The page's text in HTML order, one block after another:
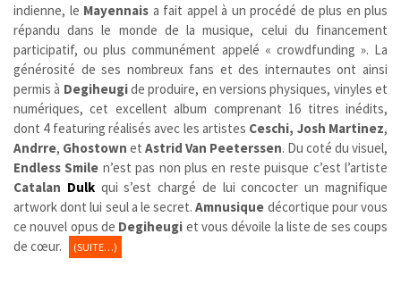
indienne, le Mayennais a fait appel à un procédé de plus en plus
répandu dans le monde de la musique, celui du financement
participatif, ou plus communément appelé « crowdfunding ». La
générosité de ses nombreux fans et des internautes ont ainsi
permis à Degiheugide produire, en versions physiques, vinyles et
numériques, cet excellent album comprenant 16 titres inédits,
dont 4 featuring réalisés avec les artistes Ceschi, Josh Martinez,
Andrre, Ghostown et Astrid Van Peeterssen. Du coté du visuel,
Endless Smile n’est pas non plus en reste puisque c’est l’artiste
Catalan Dulkqui s’est chargé de lui concocter un magnifique
artwork dont lui seul a le secret.Amnusique décortique pour vous
ce nouvel opus de Degiheugi et vous dévoile la liste de ses coups
de cœur.
(SUITE…)